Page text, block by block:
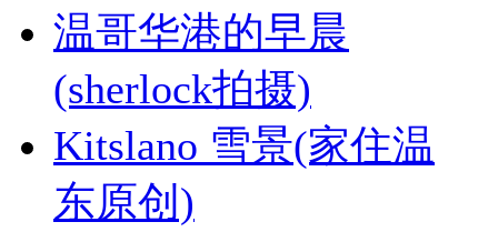
温哥华港的早晨
(sherlock拍摄)
Kitslano 雪景(家住温
东原创)